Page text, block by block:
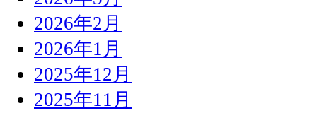
2026年2月
2026年1月
2025年12月
2025年11月